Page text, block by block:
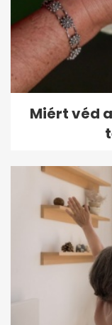
Miért véd